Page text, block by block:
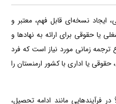
ایجاد نسخه‌ای قابل فهم، معتبر و
یا حقوقی برای ارائه به نهادها و
زمانی مورد نیاز است که فرد
یا اداری با کشور ارمنستان را
فرآیندهایی مانند ادامه تحصیل،